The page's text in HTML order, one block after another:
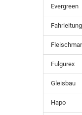
Evergreen
Fulgurex
Gleisbau
Hapo